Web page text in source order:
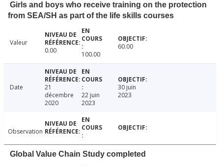
Girls and boys who receive training on the protection
from SEA/SH as part of the life skills courses
Valeur
0.00
100.00
60.00
Date
21
décembre
2020
22 juin
2023
30 juin
2023
Observation
Global Value Chain Study completed